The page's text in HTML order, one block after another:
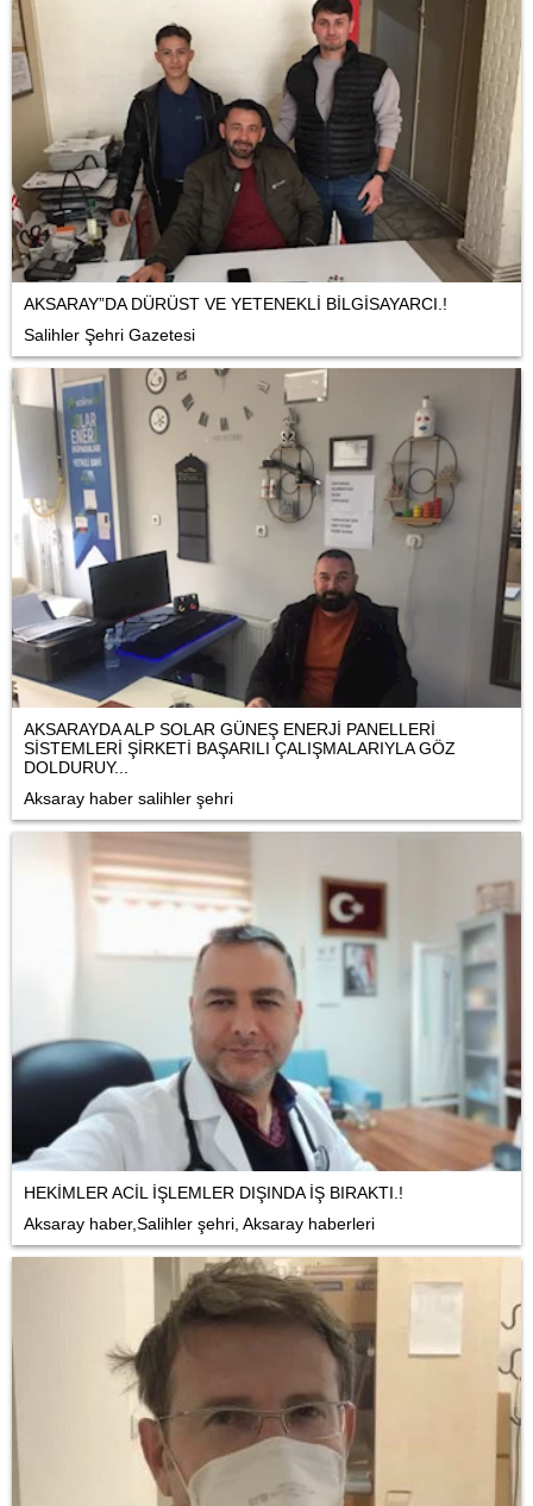
AKSARAY”DA DÜRÜST VE YETENEKLİ BİLGİSAYARCI.!
Salihler Şehri Gazetesi
AKSARAYDA ALP SOLAR GÜNEŞ ENERJİ PANELLERİ
SİSTEMLERİ ŞİRKETİ BAŞARILI ÇALIŞMALARIYLA GÖZ
DOLDURUY...
Aksaray haber salihler şehri
HEKİMLER ACİL İŞLEMLER DIŞINDA İŞ BIRAKTI.!
Aksaray haber,Salihler şehri, Aksaray haberleri